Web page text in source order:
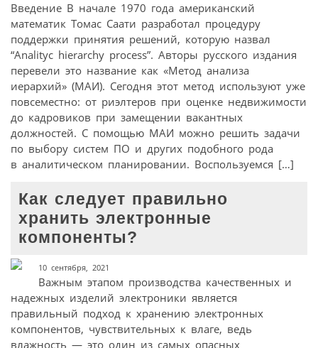
Введение В начале 1970 года американский
математик Томас Саати разработал процедуру
поддержки принятия решений, которую назвал
“Analityc hierarchy process”. Авторы русского издания
перевели это название как «Метод анализа
иерархий» (МАИ). Сегодня этот метод используют уже
повсеместно: от риэлтеров при оценке недвижимости
до кадровиков при замещении вакантных
должностей. С помощью МАИ можно решить задачи
по выбору систем ПО и других подобного рода
в аналитическом планировании. Воспользуемся […]
Как следует правильно
хранить электронные
компоненты?
10 сентября, 2021
Важным этапом производства качественных и
надежных изделий электроники является
правильный подход к хранению электронных
компонентов, чувствительных к влаге, ведь
влажность — это один из самых опасных